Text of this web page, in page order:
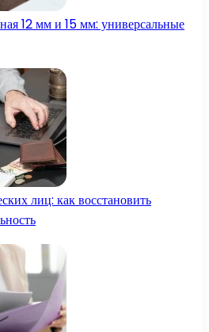
12 мм и 15 мм: универсальные
лиц: как восстановить